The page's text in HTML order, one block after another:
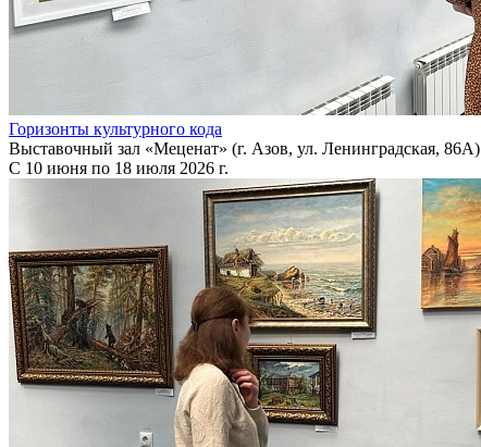
Горизонты культурного кода
Выставочный зал «Меценат» (г. Азов, ул. Ленинградская, 86А)
С 10 июня по 18 июля 2026 г.